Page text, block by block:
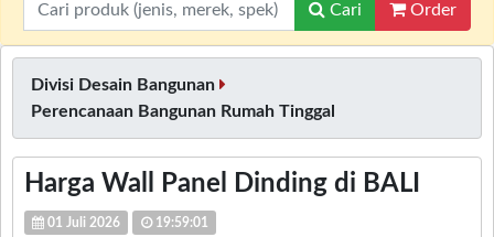
Cari Order
Divisi Desain Bangunan
Perencanaan Bangunan Rumah Tinggal
Harga Wall Panel Dinding di BALI
01 Juli 2026 19:59:01